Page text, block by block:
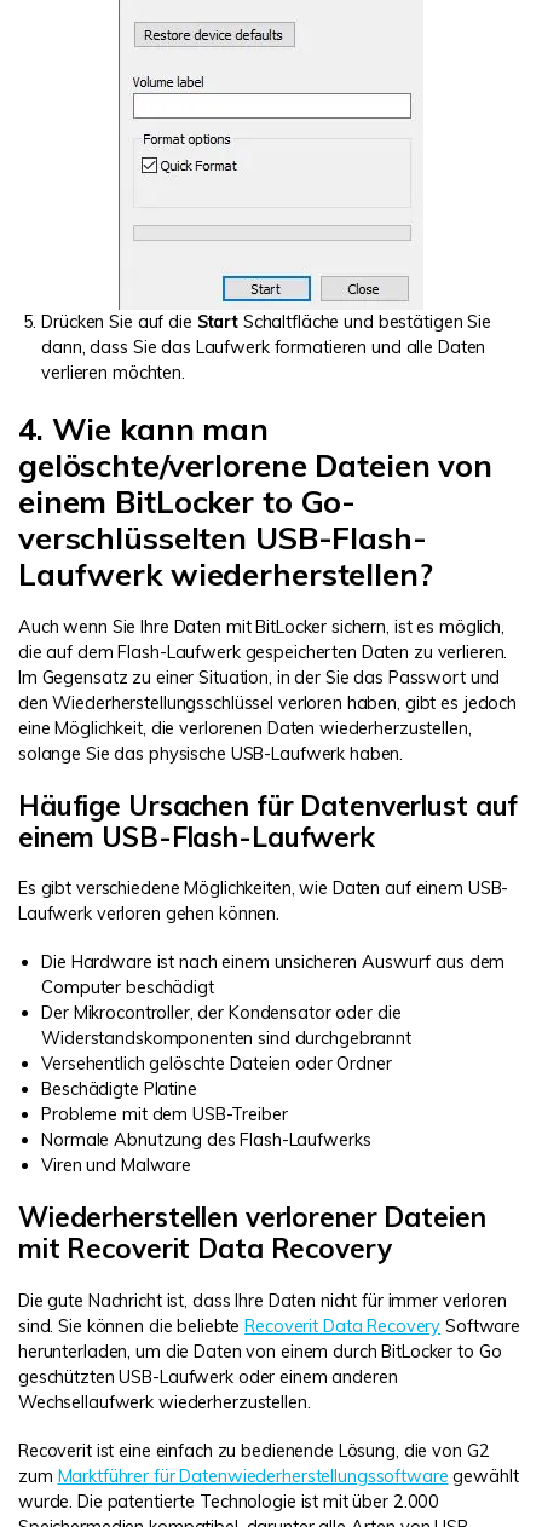
Drücken Sie auf die Start Schaltfläche und bestätigen Sie
dann, dass Sie das Laufwerk formatieren und alle Daten
verlieren möchten.
4. Wie kann man
gelöschte/verlorene Dateien von
einem BitLocker to Go-
verschlüsselten USB-Flash-
Laufwerk wiederherstellen?
Auch wenn Sie Ihre Daten mit BitLocker sichern, ist es möglich,
die auf dem Flash-Laufwerk gespeicherten Daten zu verlieren.
Im Gegensatz zu einer Situation, in der Sie das Passwort und
den Wiederherstellungsschlüssel verloren haben, gibt es jedoch
eine Möglichkeit, die verlorenen Daten wiederherzustellen,
solange Sie das physische USB-Laufwerk haben.
Häufige Ursachen für Datenverlust auf
einem USB-Flash-Laufwerk
Es gibt verschiedene Möglichkeiten, wie Daten auf einem USB-
Laufwerk verloren gehen können.
Die Hardware ist nach einem unsicheren Auswurf aus dem
Computer beschädigt
Der Mikrocontroller, der Kondensator oder die
Widerstandskomponenten sind durchgebrannt
Versehentlich gelöschte Dateien oder Ordner
Beschädigte Platine
Probleme mit dem USB-Treiber
Normale Abnutzung des Flash-Laufwerks
Viren und Malware
Wiederherstellen verlorener Dateien
mit Recoverit Data Recovery
Die gute Nachricht ist, dass Ihre Daten nicht für immer verloren
sind. Sie können die beliebteRecoverit Data Recovery Software
herunterladen, um die Daten von einem durch BitLocker to Go
geschützten USB-Laufwerk oder einem anderen
Wechsellaufwerk wiederherzustellen.
Recoverit ist eine einfach zu bedienende Lösung, die von G2
zum Marktführer für Datenwiederherstellungssoftware gewählt
wurde. Die patentierte Technologie ist mit über 2.000